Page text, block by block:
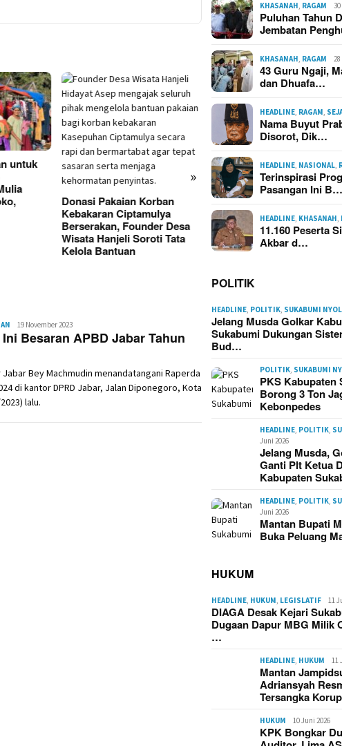
»
untuk
Donasi Pakaian Korban
Kebakaran Ciptamulya
Berserakan, Founder Desa
Wisata Hanjeli Soroti Tata
Kelola Bantuan
Kebakaran Kampung Adat
Ciptamulya Sukabumi
Hanguskan Puluhan Rumah,
Kerugian Capai Rp2,5
Redaksi
19 November 2023
Besaran APBD Jabar Tahun
Bey Machmudin menandatangani Raperda
di kantor DPRD Jabar, Jalan Diponegoro, Kota
lalu.
KHASANAH, RAGAM
Puluhan Tahun
Jembatan
KHASANAH, RAGAM
43 Guru Ngaji,
dan Dhuafa…
HEADLINE, RAGAM,
Nama Buyut
Disorot, Dik…
HEADLINE, NASIONAL,
Terinspirasi
Pasangan Ini B…
HEADLINE, KHASANAH,
11.160 Peserta
Akbar d…
POLITIK
HEADLINE, POLITIK, SUKABUMI
Jelang Musda Golkar
Sukabumi Dukungan
Bud…
POLITIK, SUKABUMI
PKS Kabupaten
Borong 3 Ton
Kebonpedes
HEADLINE, POLITIK,
Juni 2026
Jelang Musda,
Ganti Plt Ketua
Kabupaten
HEADLINE, POLITIK,
Juni 2026
Mantan Bupati
Buka Peluang
HUKUM
HEADLINE, HUKUM, LEGISLATIF 11
DIAGA Desak Kejari
Dugaan Dapur MBG Milik
…
HEADLINE, HUKUM 11
Mantan
Adriansyah
Tersangka
HUKUM 10 Juni 2026
KPK Bongkar